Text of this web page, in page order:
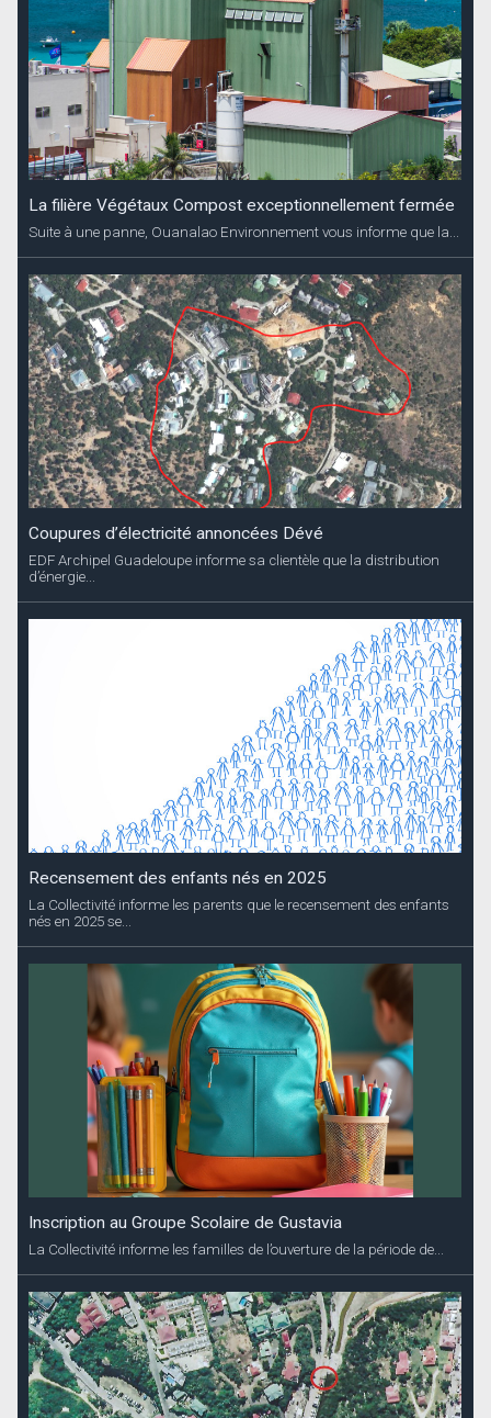
Coupures d’électricité annoncées Dévé
EDF Archipel Guadeloupe informe sa clientèle que la distribution
Recensement des enfants nés en 2025
La Collectivité informe les parents que le recensement des enfants
Inscription au Groupe Scolaire de Gustavia
La Collectivité informe les familles de l’ouverture de la période de...
Entretien du canal de Saint-Jean
Pour cause de travaux d’entretien du canal, le stationnement de